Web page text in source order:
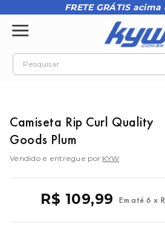
FRETE GRÁTIS acima
Pesquisar
Camiseta Rip Curl Quality
Goods Plum
Vendido e entregue por KYW
R$ 109,99 Em até 6 x
2º oakley
kenner